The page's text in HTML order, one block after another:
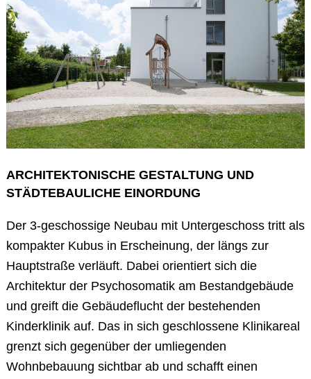
ARCHITEKTONISCHE GESTALTUNG UND
STÄDTEBAULICHE EINORDUNG
Der 3-geschossige Neubau mit Untergeschoss tritt als
kompakter Kubus in Erscheinung, der längs zur
Hauptstraße verläuft. Dabei orientiert sich die
Architektur der Psychosomatik am Bestandgebäude
und greift die Gebäudeflucht der bestehenden
Kinderklinik auf. Das in sich geschlossene Klinikareal
grenzt sich gegenüber der umliegenden
Wohnbebauung sichtbar ab und schafft einen